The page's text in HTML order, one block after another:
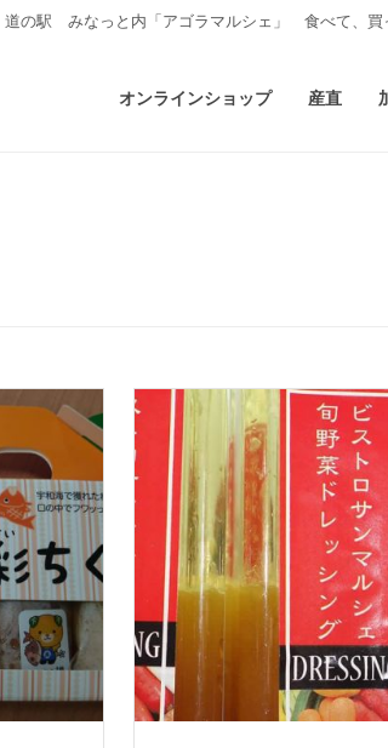
の駅 みなっと内「アゴラマルシェ」 食べて、買
オンラインショップ 産直